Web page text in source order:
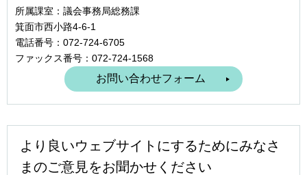
所属課室：議会事務局総務課
箕面市西小路4‐6‐1
電話番号：072-724-6705
ファックス番号：072-724-1568
より良いウェブサイトにするためにみなさ
まのご意見をお聞かせください